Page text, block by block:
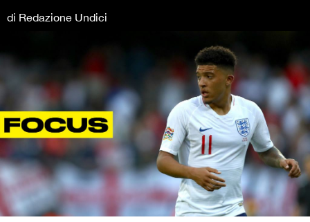
di Redazione Undici